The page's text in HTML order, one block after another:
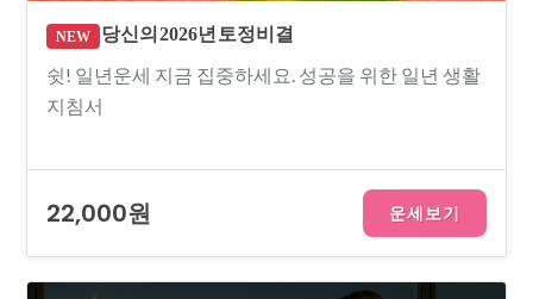
NEW 당신의 2026년 토정비결
쉿! 일년운세 지금 집중하세요. 성공을 위한 일년 생활
지침서
22,000원 운세보기